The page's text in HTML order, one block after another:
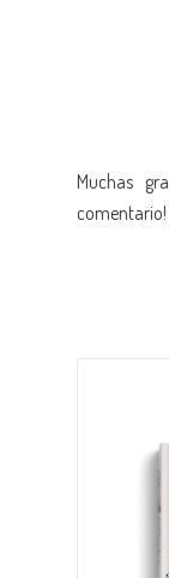
Muchas
comentario!